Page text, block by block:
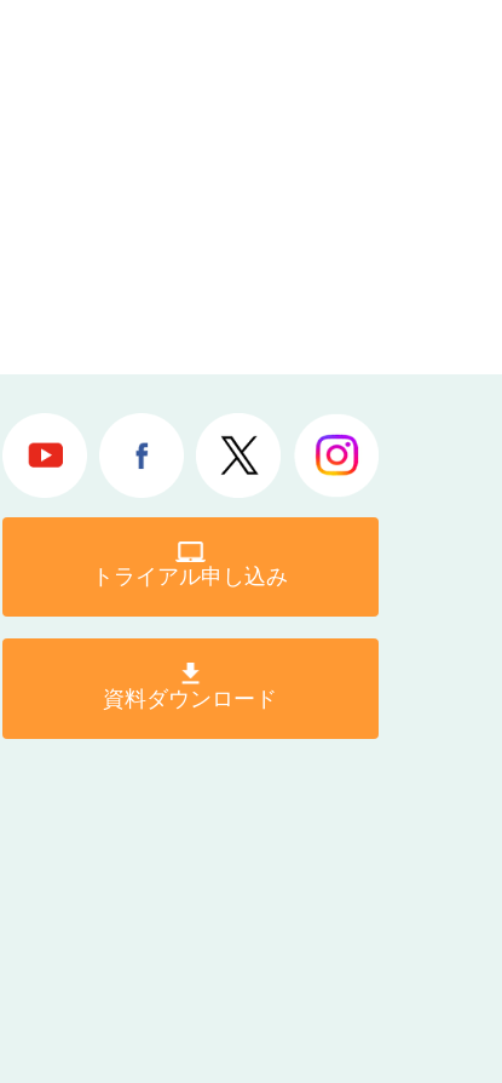
トライアル申し込み
資料ダウンロード